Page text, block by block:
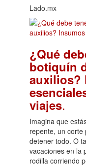
Lado.mx
¿Qué
botiquín
auxilios?
viajes.
Imagina que
repente, un corte
detener todo. O
vacaciones en la
rodilla corriendo